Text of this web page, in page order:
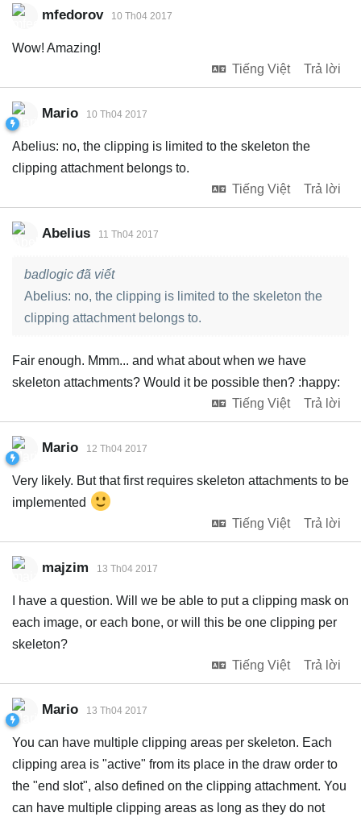
mfedorov 10 Th04 2017
Wow! Amazing!
Tiếng Việt
Trả lời
Mario 10 Th04 2017
Abelius: no, the clipping is limited to the skeleton the
clipping attachment belongs to.
Tiếng Việt
Trả lời
Abelius 11 Th04 2017
badlogic đã viết
Abelius: no, the clipping is limited to the skeleton the
clipping attachment belongs to.
Fair enough. Mmm... and what about when we have
skeleton attachments? Would it be possible then? :happy:
Tiếng Việt
Trả lời
Mario 12 Th04 2017
Very likely. But that first requires skeleton attachments to be
implemented
Tiếng Việt
Trả lời
majzim 13 Th04 2017
I have a question. Will we be able to put a clipping mask on
each image, or each bone, or will this be one clipping per
skeleton?
Tiếng Việt
Trả lời
Mario 13 Th04 2017
You can have multiple clipping areas per skeleton. Each
clipping area is "active" from its place in the draw order to
the "end slot", also defined on the clipping attachment. You
can have multiple clipping areas as long as they do not